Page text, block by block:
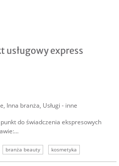
usługowy express
, Inna branża, Usługi - inne
do świadczenia ekspresowych
branża beauty
kosmetyka